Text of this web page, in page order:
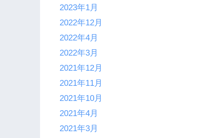
2023年1月
2022年12月
2022年4月
2022年3月
2021年12月
2021年11月
2021年10月
2021年4月
2021年3月